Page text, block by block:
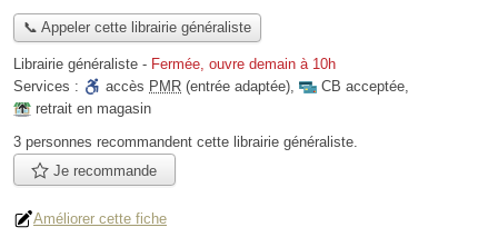
📞 Appeler cette librairie généraliste
Librairie généraliste - Fermée, ouvre demain à 10h
Services :
accès PMR (entrée adaptée), CB acceptée,
retrait en magasin
3 personnes recommandent cette librairie généraliste.
Je recommande
Améliorer cette fiche